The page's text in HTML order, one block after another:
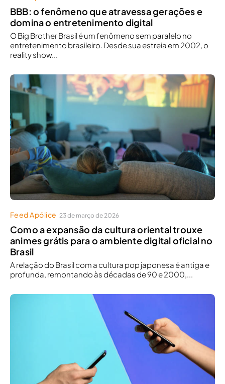
BBB: o fenômeno que atravessa gerações e
domina o entretenimento digital
O Big Brother Brasil é um fenômeno sem paralelo no
entretenimento brasileiro. Desde sua estreia em 2002, o
reality show...
Feed Apólice 23 de março de 2026
Como a expansão da cultura oriental trouxe
animes grátis para o ambiente digital oficial no
Brasil
A relação do Brasil com a cultura pop japonesa é antiga e
profunda, remontando às décadas de 90 e 2000,...